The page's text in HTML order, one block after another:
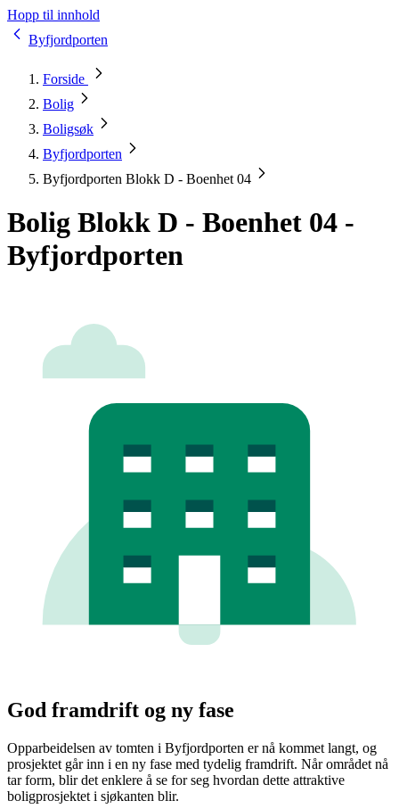
Hopp til innhold
Byfjordporten
Forside
Bolig
Boligsøk
Byfjordporten
Byfjordporten Blokk D - Boenhet 04
Bolig Blokk D - Boenhet 04 -
Byfjordporten
God framdrift og ny fase
Opparbeidelsen av tomten i Byfjordporten er nå kommet langt, og
prosjektet går inn i en ny fase med tydelig framdrift. Når området nå
tar form, blir det enklere å se for seg hvordan dette attraktive
boligprosjektet i sjøkanten blir.